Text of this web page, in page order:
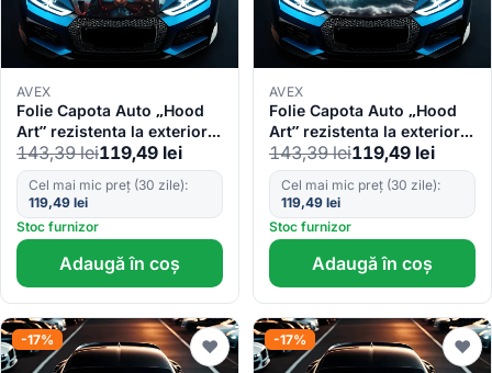
AVEX
Folie Capota Auto „Hood
Art” rezistenta la exterior,
marime S (150 x 110cm) –
Cod: AVX-CAPOTA-012S
143,39lei119,49 lei
Cel mai mic preț (30 zile):
119,49 lei
Stoc furnizor
Adaugă în coș
AVEX
Folie Capota Auto „Hood
Art” rezistenta la exterior,
marime S (150 x 110cm) –
Cod: AVX-CAPOTA-023S
143,39lei119,49 lei
Cel mai mic preț (30 zile):
119,49 lei
Stoc furnizor
Adaugă în coș
-17% ♥ -17% ♥